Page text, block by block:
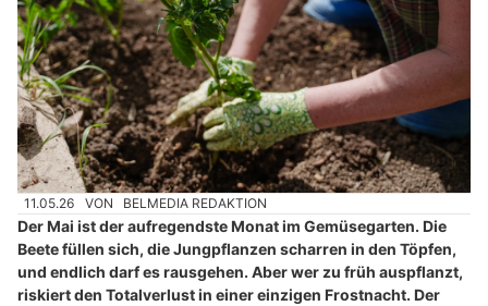
11.05.26 VON BELMEDIA REDAKTION
Der Mai ist der aufregendste Monat im Gemüsegarten. Die
Beete füllen sich, die Jungpflanzen scharren in den Töpfen,
und endlich darf es rausgehen. Aber wer zu früh auspflanzt,
riskiert den Totalverlust in einer einzigen Frostnacht. Der